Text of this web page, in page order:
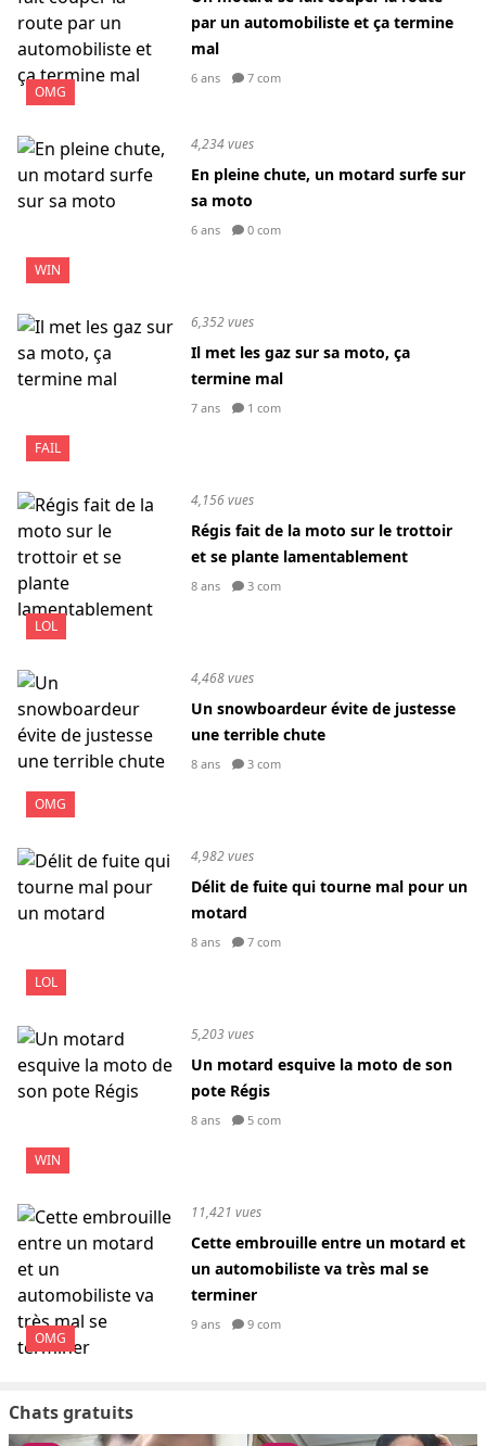
OMG
par un automobiliste et ça termine
mal
6 ans 7 com
WIN
4,234 vues
En pleine chute, un motard surfe sur
sa moto
6 ans 0 com
FAIL
6,352 vues
Il met les gaz sur sa moto, ça
termine mal
7 ans 1 com
LOL
4,156 vues
Régis fait de la moto sur le trottoir
et se plante lamentablement
8 ans 3 com
OMG
4,468 vues
Un snowboardeur évite de justesse
une terrible chute
8 ans 3 com
LOL
4,982 vues
Délit de fuite qui tourne mal pour un
motard
8 ans 7 com
WIN
5,203 vues
Un motard esquive la moto de son
pote Régis
8 ans 5 com
OMG
11,421 vues
Cette embrouille entre un motard et
un automobiliste va très mal se
terminer
9 ans 9 com
Chats gratuits